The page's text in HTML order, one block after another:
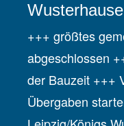
+++ größtes
abgeschlossen
der Bauzeit +++
Übergaben